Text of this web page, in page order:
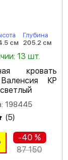
см
Глубина
205.2 см
13 шт.
кровать
КР
198445
(5)
-40 %
87 150